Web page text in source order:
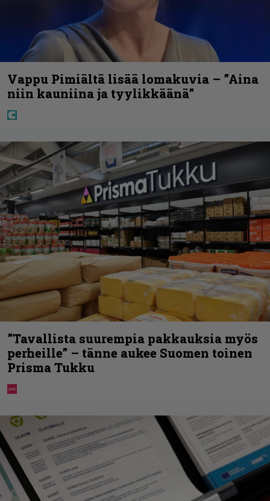
Vappu Pimiältä lisää lomakuvia – ”Aina
niin kauniina ja tyylikkäänä”
”Tavallista suurempia pakkauksia myös
perheille” – tänne aukee Suomen toinen
Prisma Tukku